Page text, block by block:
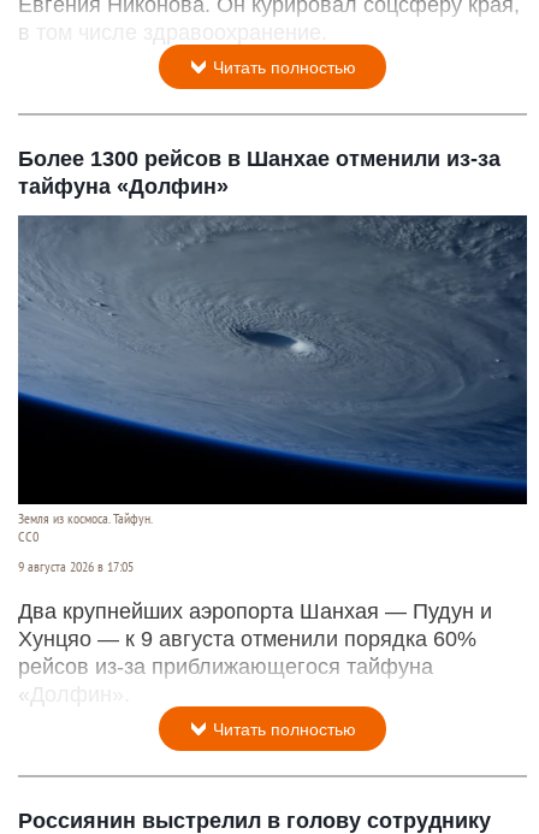
Евгения Никонова. Он курировал соцсферу края,
в том числе здравоохранение.
Читать полностью
Более 1300 рейсов в Шанхае отменили из-за
тайфуна «Долфин»
Земля из космоса. Тайфун.
СС0
9 августа 2026 в 17:05
Два крупнейших аэропорта Шанхая — Пудун и
Хунцяо — к 9 августа отменили порядка 60%
рейсов из-за приближающегося тайфуна
«Долфин».
Читать полностью
Россиянин выстрелил в голову сотруднику